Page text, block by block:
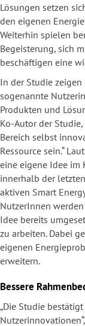
Lösungen setzen
den eigenen
Weiterhin spielen
Begeisterung, sich
beschäftigen eine
In der Studie
sogenannte
Produkten und
Ko-Autor der
Bereich selbst
Ressource sein.“
eine eigene Idee im
innerhalb der
aktiven Smart
NutzerInnen
Idee bereits
zu arbeiten. Dabei
eigenen
erweitern.
Bessere
„Die Studie